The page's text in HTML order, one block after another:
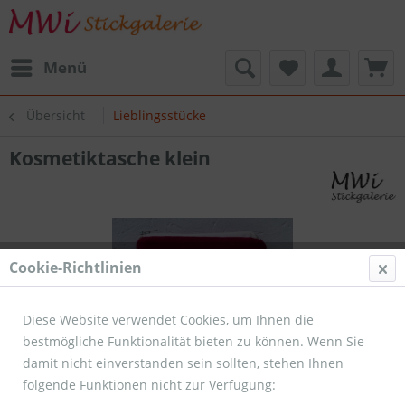
Menü
Übersicht Lieblingsstücke
Kosmetiktasche klein
Cookie-Richtlinien
Diese Website verwendet Cookies, um Ihnen die
bestmögliche Funktionalität bieten zu können. Wenn Sie
damit nicht einverstanden sein sollten, stehen Ihnen
folgende Funktionen nicht zur Verfügung: